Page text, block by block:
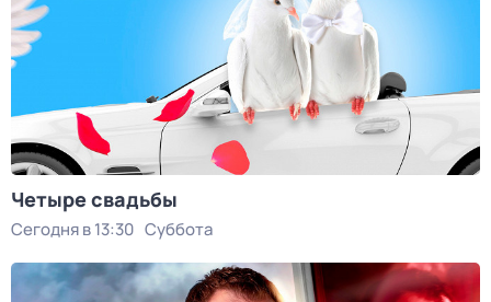
Четыре свадьбы
Сегодня в 13:30 Суббота